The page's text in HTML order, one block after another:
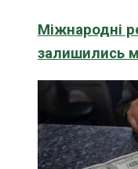
Міжнародні
залишились